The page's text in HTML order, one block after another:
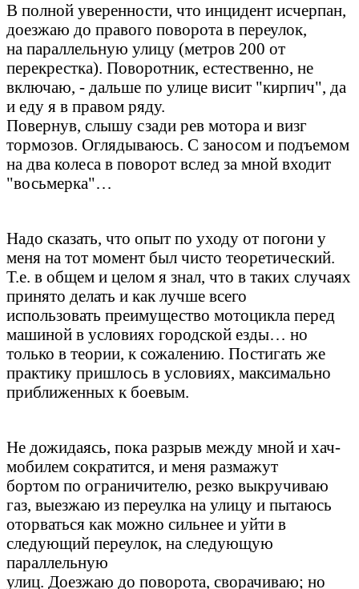
В полной уверенности, что инцидент исчерпан,
доезжаю до правого поворота в переулок,
на параллельную улицу (метров 200 от
перекрестка). Поворотник, естественно, не
включаю, - дальше по улице висит "кирпич", да
и еду я в правом ряду.
Повернув, слышу сзади рев мотора и визг
тормозов. Оглядываюсь. С заносом и подъемом
на два колеса в поворот вслед за мной входит
"восьмерка"…
Надо сказать, что опыт по уходу от погони у
меня на тот момент был чисто теоретический.
Т.е. в общем и целом я знал, что в таких случаях
принято делать и как лучше всего
использовать преимущество мотоцикла перед
машиной в условиях городской езды… но
только в теории, к сожалению. Постигать же
практику пришлось в условиях, максимально
приближенных к боевым.
Не дожидаясь, пока разрыв между мной и хач-
мобилем сократится, и меня размажут
бортом по ограничителю, резко выкручиваю
газ, выезжаю из переулка на улицу и пытаюсь
оторваться как можно сильнее и уйти в
следующий переулок, на следующую
параллельную
улиц. Доезжаю до поворота, сворачиваю; но